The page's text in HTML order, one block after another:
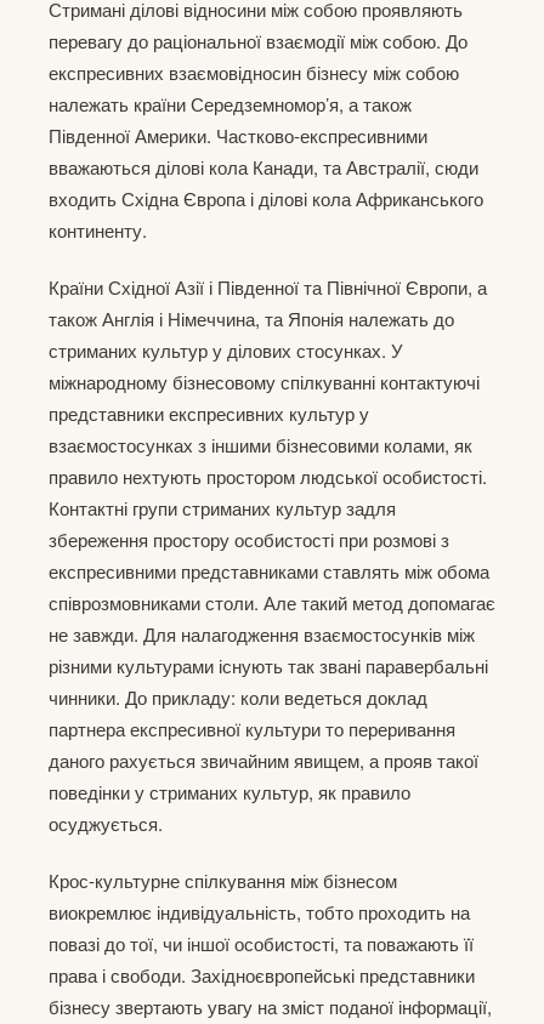
Стримані ділові відносини між собою проявляють
перевагу до раціональної взаємодії між собою. До
експресивних взаємовідносин бізнесу між собою
належать країни Середземномор’я, а також
Південної Америки. Частково-експресивними
вважаються ділові кола Канади, та Австралії, сюди
входить Східна Європа і ділові кола Африканського
континенту.
Країни Східної Азії і Південної та Північної Європи, а
також Англія і Німеччина, та Японія належать до
стриманих культур у ділових стосунках. У
міжнародному бізнесовому спілкуванні контактуючі
представники експресивних культур у
взаємостосунках з іншими бізнесовими колами, як
правило нехтують простором людської особистості.
Контактні групи стриманих культур задля
збереження простору особистості при розмові з
експресивними представниками ставлять між обома
співрозмовниками столи. Але такий метод допомагає
не завжди. Для налагодження взаємостосунків між
різними культурами існують так звані паравербальні
чинники. До прикладу: коли ведеться доклад
партнера експресивної культури то переривання
даного рахується звичайним явищем, а прояв такої
поведінки у стриманих культур, як правило
осуджується.
Крос-культурне спілкування між бізнесом
виокремлює індивідуальність, тобто проходить на
повазі до тої, чи іншої особистості, та поважають її
права і свободи. Західноєвропейські представники
бізнесу звертають увагу на зміст поданої інформації,